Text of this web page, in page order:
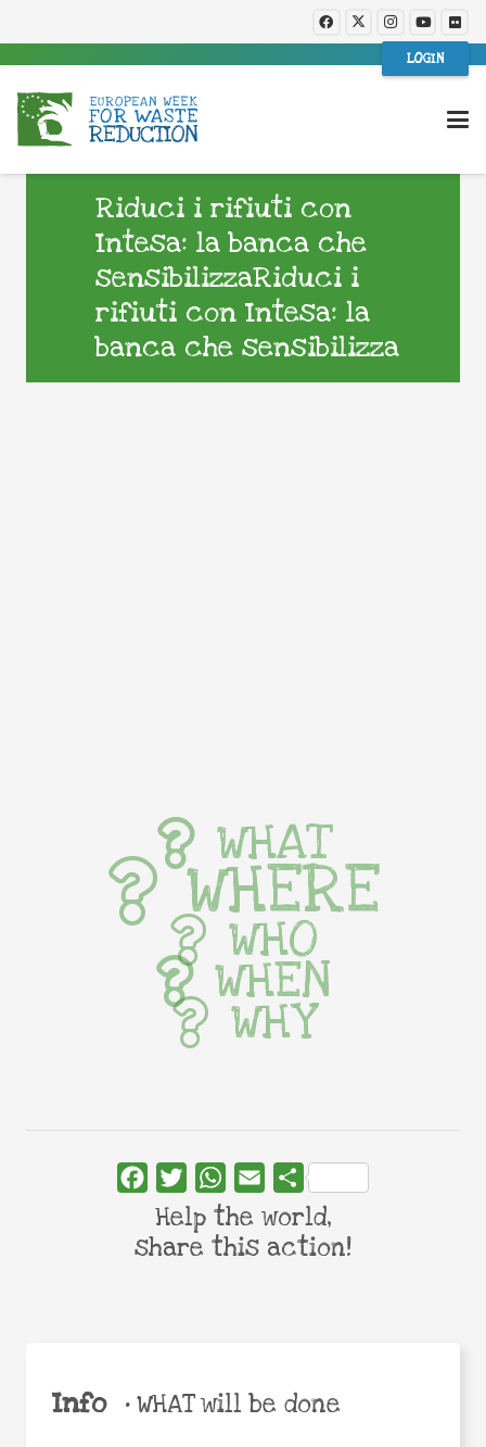
LOGIN
Riduci i rifiuti con
Intesa: la banca che
sensibilizzaRiduci i
rifiuti con Intesa: la
banca che sensibilizza
Info •WHAT will be done
WHAT
WHERE
WHO
WHEN
WHY
FacebookTwitterWhatsApp
Email Share
Help the world,
share this action!